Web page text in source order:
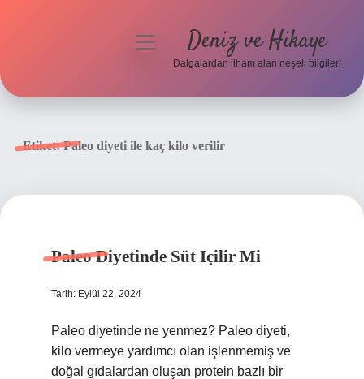
menüyü
Deniz ve Hikaye
Dalgalardan ilham alan neşeli bilgiler!
Etiket:Paleo diyeti ile kaç kilo verilir
Paleo Diyetinde Süt Içilir Mi
Tarih: Eylül 22, 2024
Paleo diyetinde ne yenmez? Paleo diyeti,
kilo vermeye yardımcı olan işlenmemiş ve
doğal gıdalardan oluşan protein bazlı bir